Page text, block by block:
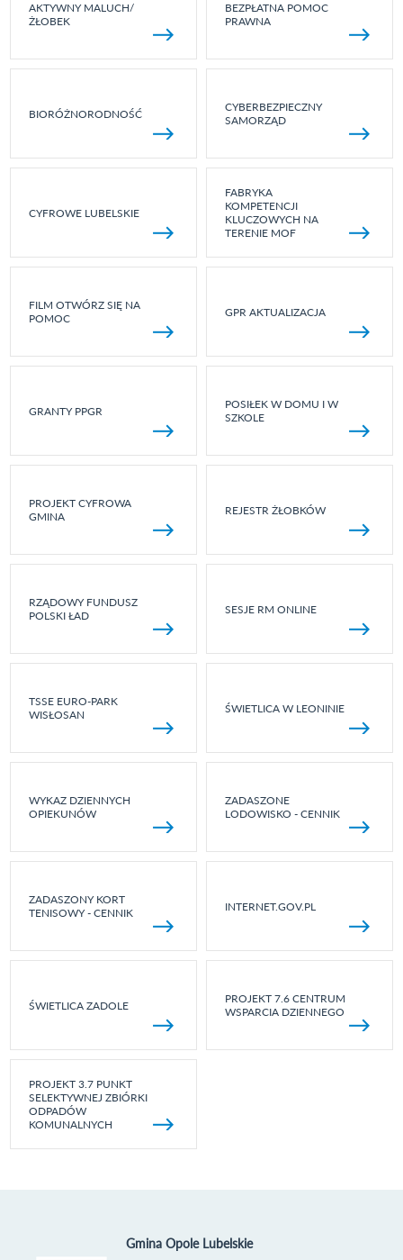
AKTYWNY MALUCH/
ŻŁOBEK
BEZPŁATNA POMOC
PRAWNA
BIORÓŻNORODNOŚĆ
CYBERBEZPIECZNY
SAMORZĄD
CYFROWE LUBELSKIE
FABRYKA
KOMPETENCJI
KLUCZOWYCH NA
TERENIE MOF
FILM OTWÓRZ SIĘ NA
POMOC
GPR AKTUALIZACJA
GRANTY PPGR
POSIŁEK W DOMU I W
SZKOLE
PROJEKT CYFROWA
GMINA
REJESTR ŻŁOBKÓW
RZĄDOWY FUNDUSZ
POLSKI ŁAD
SESJE RM ONLINE
TSSE EURO-PARK
WISŁOSAN
ŚWIETLICA W LEONINIE
WYKAZ DZIENNYCH
OPIEKUNÓW
ZADASZONE
LODOWISKO - CENNIK
ZADASZONY KORT
TENISOWY - CENNIK
INTERNET.GOV.PL
ŚWIETLICA ZADOLE
PROJEKT 7.6 CENTRUM
WSPARCIA DZIENNEGO
PROJEKT 3.7 PUNKT
SELEKTYWNEJ ZBIÓRKI
ODPADÓW
KOMUNALNYCH
Gmina Opole Lubelskie